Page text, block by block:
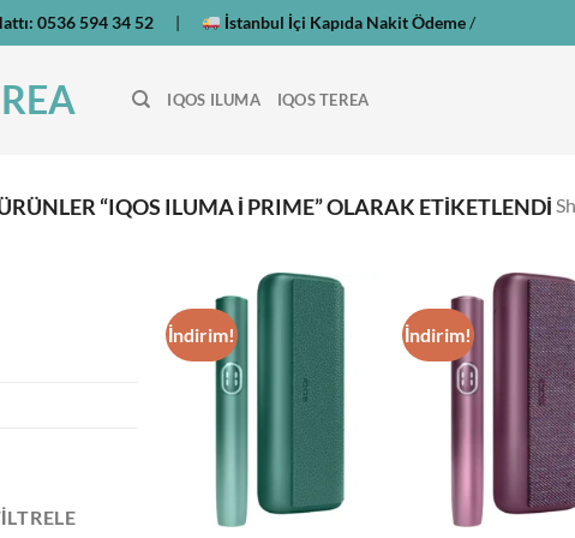
0536 594 34 52 | İstanbul İçi Kapıda Nakit Ödeme/
IQOS ILUMA IQOS TEREA
“IQOS ILUMA I PRIME” OLARAK ETIKETLENDI
İndirim! İndirim!